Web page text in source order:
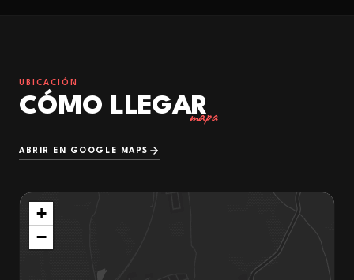
UBICACIÓN
CÓMO LLEGAR
mapa
ABRIR EN GOOGLE MAPS
+
−